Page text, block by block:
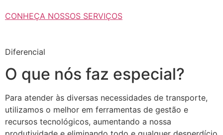
CONHEÇA NOSSOS SERVIÇOS
Diferencial
O que nós faz especial?
Para atender às diversas necessidades de transporte,
utilizamos o melhor em ferramentas de gestão e
recursos tecnológicos, aumentando a nossa